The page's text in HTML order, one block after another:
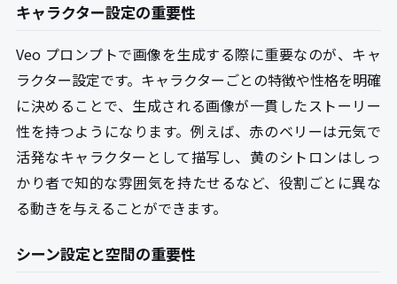
キャラクター設定の重要性
Veo プロンプトで画像を生成する際に重要なのが、キャ
ラクター設定です。キャラクターごとの特徴や性格を明確
に決めることで、生成される画像が一貫したストーリー
性を持つようになります。例えば、赤のベリーは元気で
活発なキャラクターとして描写し、黄のシトロンはしっ
かり者で知的な雰囲気を持たせるなど、役割ごとに異な
る動きを与えることができます。
シーン設定と空間の重要性